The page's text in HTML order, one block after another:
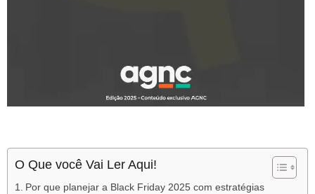
O Que você Vai Ler Aqui!
Por que planejar a Black Friday 2025 com estratégias